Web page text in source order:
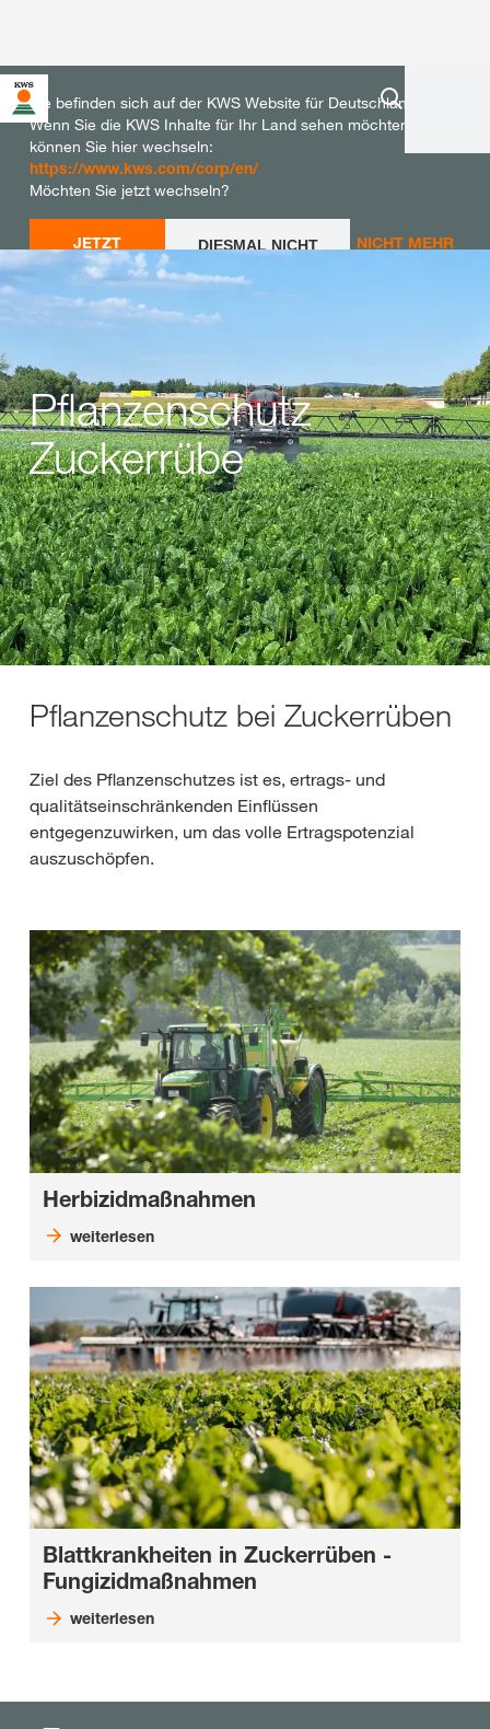
Sie befinden sich auf der KWS Website für Deutschland.
Wenn Sie die KWS Inhalte für Ihr Land sehen möchten,
können Sie hier wechseln:
https://www.kws.com/corp/en/
Möchten Sie jetzt wechseln?
JETZT
WECHSELN
DIESMAL NICHT
NICHT MEHR
Pflanzenschutz
Zuckerrübe
Pflanzenschutz bei Zuckerrüben
Ziel des Pflanzenschutzes ist es, ertrags- und
qualitätseinschränkenden Einflüssen
entgegenzuwirken, um das volle Ertragspotenzial
auszuschöpfen.
Herbizidmaßnahmen
weiterlesen
Blattkrankheiten in Zuckerrüben -
Fungizidmaßnahmen
weiterlesen